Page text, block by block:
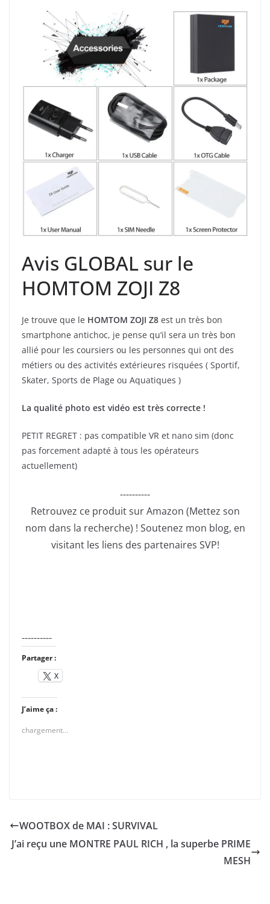
Avis GLOBAL sur le
HOMTOM ZOJI Z8
Je trouve que le HOMTOM ZOJI Z8 est un très bon
smartphone antichoc, je pense qu’il sera un très bon
allié pour les coursiers ou les personnes qui ont des
métiers ou des activités extérieures risquées ( Sportif,
Skater, Sports de Plage ou Aquatiques )
La qualité photo est vidéo est très correcte !
PETIT REGRET : pas compatible VR et nano sim (donc
pas forcement adapté à tous les opérateurs
actuellement)
----------
Retrouvez ce produit sur Amazon (Mettez son
nom dans la recherche) ! Soutenez mon blog, en
visitant les liens des partenaires SVP!
----------
Partager :
X
J’aime ça :
chargement…
WOOTBOX de MAI : SURVIVAL
J’ai reçu une MONTRE PAUL RICH , la superbe PRIME
MESH